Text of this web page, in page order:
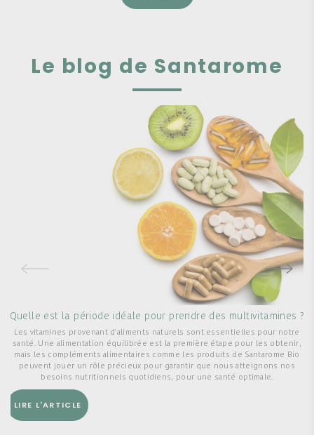
Le blog de Santarome
Quelle est la période idéale pour prendre des multivitamines ?
Les vitamines provenant d'aliments naturels sont essentielles pour notre
santé. Une alimentation équilibrée est la première étape pour les obtenir,
mais les compléments alimentaires comme les produits de Santarome Bio
peuvent jouer un rôle précieux pour garantir que nous atteignons nos
besoins nutritionnels quotidiens, pour une santé optimale.
LIRE L'ARTICLE